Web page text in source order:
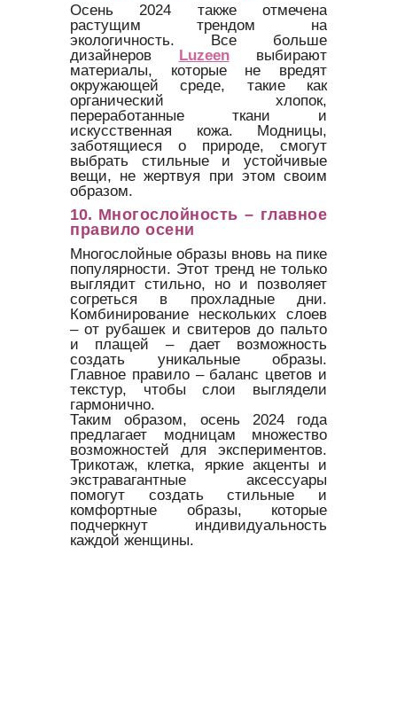
Осень 2024 также отмечена
растущим трендом на
экологичность. Все больше
дизайнеров Luzeenвыбирают
материалы, которые не вредят
окружающей среде, такие как
органический хлопок,
переработанные ткани и
искусственная кожа. Модницы,
заботящиеся о природе, смогут
выбрать стильные и устойчивые
вещи, не жертвуя при этом своим
образом.
10. Многослойность – главное
правило осени
Многослойные образы вновь на пике
популярности. Этот тренд не только
выглядит стильно, но и позволяет
согреться в прохладные дни.
Комбинирование нескольких слоев
– от рубашек и свитеров до пальто
и плащей – дает возможность
создать уникальные образы.
Главное правило – баланс цветов и
текстур, чтобы слои выглядели
гармонично.
Таким образом, осень 2024 года
предлагает модницам множество
возможностей для экспериментов.
Трикотаж, клетка, яркие акценты и
экстравагантные аксессуары
помогут создать стильные и
комфортные образы, которые
подчеркнут индивидуальность
каждой женщины.